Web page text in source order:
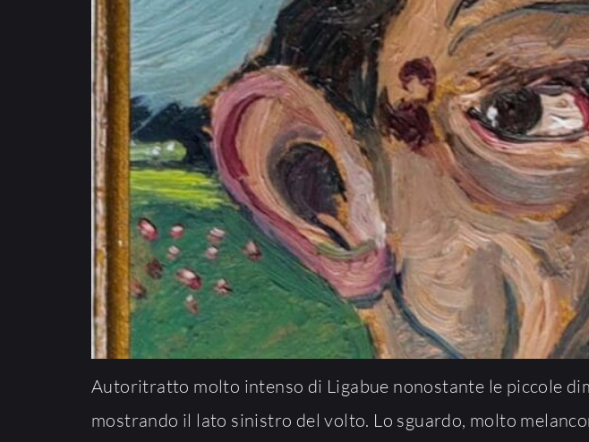
Autoritratto molto intenso di Ligabue nonostante le piccole
mostrando il lato sinistro del volto. Lo sguardo, molto